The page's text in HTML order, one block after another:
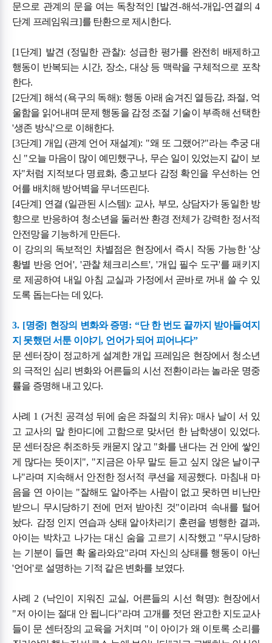
문으로 관계의 문을 여는 독창적인 [발견-해석-개입-연결의4
단계 프레임워크]를 탄환으로 제시한다.
[1 단계] 발견(정밀한 관찰): 성급한 평가를 완전히 배제하고
행동이 반복되는 시간, 장소, 대상 등 맥락을 구체적으로 포착
한다.
[2단계] 해석(욕구의 독해): 행동 아래 숨겨진 열등감, 좌절, 억
울함을 읽어내며 문제 행동을 감정 조절 기술이 부족해 선택한
'생존 방식'으로 이해한다.
[3단계] 개입(관계 언어 재설계): "왜 또 그랬어?"라는 추궁 대
신 "오늘 마음이 많이 예민했구나, 무슨 일이 있었는지 같이 보
자"처럼 지적보다 명료화, 충고보다 감정 확인을 우선하는 언
어를 배치해 방어벽을 무너뜨린다.
[4단계] 연결(일관된 시스템): 교사, 부모, 상담자가 동일한 방
향으로 반응하여 청소년을 둘러싼 환경 전체가 강력한 정서적
안전망을 기능하게 만든다.
이 강의의 독보적인 차별점은 현장에서 즉시 작동 가능한 '상
황별 반응 언어', '관찰 체크리스트', '개입 필수 도구'를 패키지
로 제공하여 내일 아침 교실과 가정에서 곧바로 꺼내 쓸 수 있
도록 돕는다는 데 있다.
3. [명중] 현장의 변화와 증명: “단 한 번도 끝까지 받아들여지
지 못했던 서툰 이야기, 언어가 되어 피어나다”
문 센터장이 정교하게 설계한 개입 프레임은 현장에서 청소년
의 극적인 심리 변화와 어른들의 시선 전환이라는 놀라운 명중
률을 증명해 내고 있다.
사례 1 (거친 공격성 뒤에 숨은 좌절의 치유): 매사 날이 서 있
고 교사의 말 한마디에 고함으로 맞서던 한 남학생이 있었다.
문 센터장은 취조하듯 캐묻지 않고 "화를 낸다는 건 안에 쌓인
게 많다는 뜻이지 ", "지금은 아무 말도 듣고 싶지 않은 날이구
나"라며 지속해서 안전한 정서적 쿠션을 제공했다. 마침내 마
음을 연 아이는 "잘해도 알아주는 사람이 없고 못하면 비난만
받으니 무시당하기 전에 먼저 받아친 것"이라며 속내를 털어
놨다. 감정 인지 연습과 상태 알아차리기 훈련을 병행한 결과,
아이는 박차고 나가는 대신 숨을 고르기 시작했고 "무시당하
는 기분이 들면 확 올라와요"라며 자신의 상태를 행동이 아닌
'언어'로 설명하는 기적 같은 변화를 보였다.
사례 2 (낙인이 지워진 교실, 어른들의 시선 혁명): 현장에서
"저 아이는 절대 안 됩니다"라며 고개를 젓던 완고한 지도교사
들이 문 센터장의 교육을 거치며 "이 아이가 왜 이토록 소리를